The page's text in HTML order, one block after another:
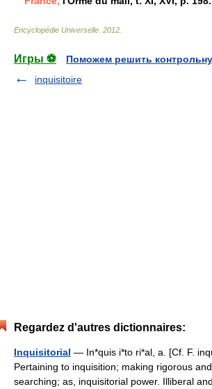
Encyclopédie Universelle 2012
Игры ⚽
Поможем решить
inquisitoire
Regardez d'autres dictionnaires:
Inquisitorial — In*quis i*to ri*al, a. [Cf. F.
Pertaining to inquisition; making rigorous
searching; as, inquisitorial power. Illiberal